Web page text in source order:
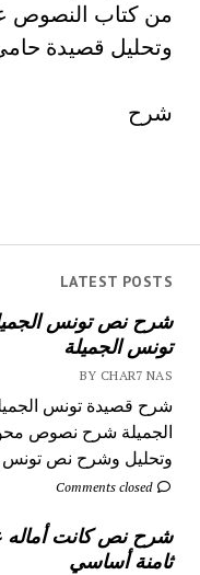
LATEST POSTS
شرح نص تونس
تونس الجميلة
BY CHAR7 NAS
وتحليل وشرح نص تونس
Comments closed
شرح نص كانت أماله
ثامنة أساسي
من كتاب النصوص
وتحليل قصيدة
شرح